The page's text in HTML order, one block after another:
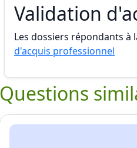
Validation
Les dossiers répondants à
d'acquis professionnel
Questions